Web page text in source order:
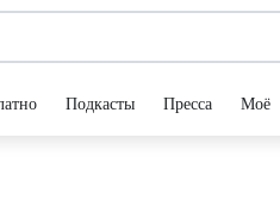
Подкасты Пресса Моё